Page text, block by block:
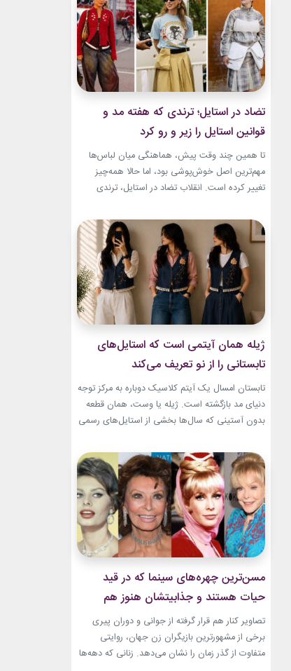
شده بود. جسارت در استایل‌های امیری BTS همان
ویژگی مشترکی است که در تمام این اوت‌فیت‌ها
دیده...
تضاد در استایل؛ ترندی که هفته مد و
قوانین استایل را زیر و رو کرد
تا همین چند وقت پیش، هماهنگی میان لباس‌ها
مهم‌ترین اصل خوش‌پوشی بود، اما حالا همه‌چیز
تغییر کرده است. انقلاب تضاد در استایل، ترندی
و بسیاری از رسانه‌های معتبر مد از آن به‌عنوان یکی از
مهم‌ترین نوآوری‌های دنیای فشن یاد می‌کنند. این
رویکرد، قرار نیست فقط یک...
ژیله همان آیتمی است که استایل‌های
تابستانی را از نو تعریف می‌کند
تابستان امسال یک آیتم کلاسیک دوباره به مرکز توجه
دنیای مد بازگشته است. ژیله یا وست، همان قطعه
بدون آستینی که سال‌ها بخشی از استایل‌های رسمی
روزمره شده است. استایل تابستانی با ژیله زنانه به
یکی از ترندهای محبوب فصل تبدیل شده؛ چون هم
ظاهری شیک...
مسن‌ترین چهره‌های سینما که در قید
حیات هستند و جذابیتشان هنوز هم
باقیست!
تصاویر کنار هم قرار گرفته از جوانی و دوران پیری
برخی از مشهورترین بازیگران زن جهان، روایتی
متفاوت از گذر زمان را نشان می‌دهد. زنانی که دهه‌ها